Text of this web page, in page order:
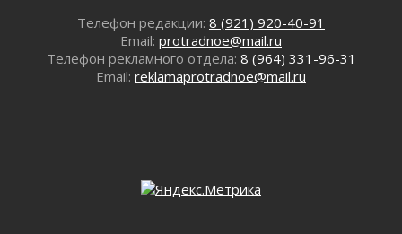
30 июля 2026
Редкие птенцы козодоя вылупились во
Всеволожском районе Ленобласти
30 июля 2026
Пик топливного кризиса в Ленинградской
Телефон редакции: 8 (921) 920-40-91
Email: protradnoe@mail.ru
Телефон рекламного отдела: 8 (964) 331-96-31
Email: reklamaprotradnoe@mail.ru